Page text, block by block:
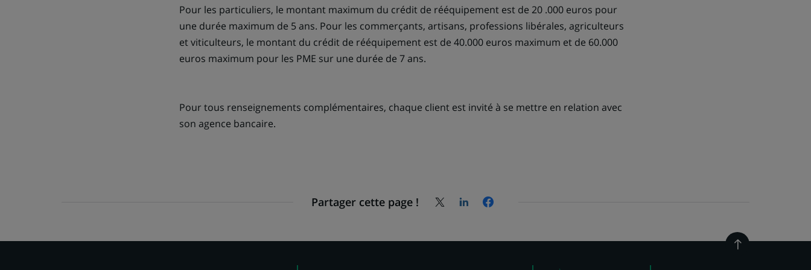
Pour les particuliers, le montant maximum du crédit de rééquipement est de 20 .000 euros pour
une durée maximum de 5 ans. Pour les commerçants, artisans, professions libérales, agriculteurs
et viticulteurs, le montant du crédit de rééquipement est de 40.000 euros maximum et de 60.000
euros maximum pour les PME sur une durée de 7 ans.
Pour tous renseignements complémentaires, chaque client est invité à se mettre en relation avec
son agence bancaire.
Partager cette page !
Partagez
sur
Partagez
sur
Partagez
sur
Retour